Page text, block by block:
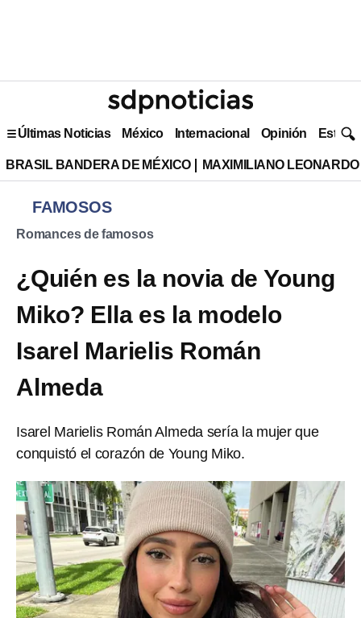
Últimas Noticias México Internacional Opinión Estilo
BRASIL BANDERA DE MÉXICO MAXIMILIANO
FAMOSOS
Romances de famosos
¿Quién es la novia de Young
Miko? Ella es la modelo
Isarel Marielis Román
Almeda
Isarel Marielis Román Almeda sería la mujer que
conquistó el corazón de Young Miko.